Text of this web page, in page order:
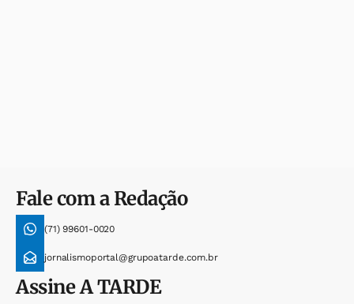
Fale com a Redação
(71) 99601-0020
jornalismoportal@grupoatarde.com.br
AssineA TARDE